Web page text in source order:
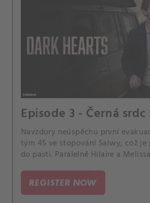
Episode 3 - Černá srdc
Navzdory neúspěchu první
tým 45 ve stopování Salwy, což je
do pasti. Paralelně Hilaire a
humanitárního pracovníka ze
zachytily na své základně.
REGISTER NOW